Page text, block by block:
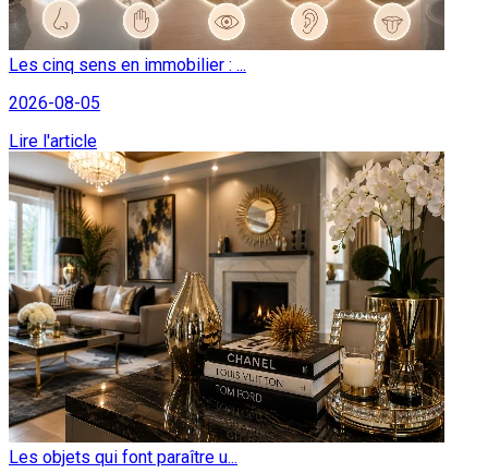
Les cinq sens en immobilier : ...
2026-08-05
Lire l'article
Les objets qui font paraître u...